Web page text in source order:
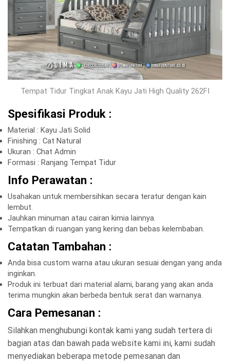
Tempat Tidur Tingkat Anak Kayu Jati High Quality 262FI
Spesifikasi Produk :
Material : Kayu Jati Solid
Finishing : Cat Natural
Ukuran : Chat Admin
Formasi : Ranjang Tempat Tidur
Info Perawatan :
Usahakan untuk membersihkan secara teratur dengan kain
lembut.
Jauhkan minuman atau cairan kimia lainnya.
Tempatkan di ruangan yang kering dan bebas kelembaban.
Catatan Tambahan :
Anda bisa custom warna atau ukuran sesuai dengan yang anda
inginkan.
Produk ini terbuat dari material alami, barang yang akan anda
terima mungkin akan berbeda bentuk serat dan warnanya.
Cara Pemesanan :
Silahkan menghubungi kontak kami yang sudah tertera di
bagian atas dan bawah pada website kami ini, kami sudah
menyediakan beberapa metode pemesanan dan